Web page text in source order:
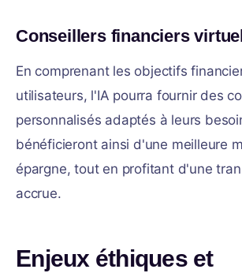
Conseillers financiers
En comprenant les objectifs
utilisateurs, l'IA pourra fournir des
personnalisés adaptés à leurs
bénéficieront ainsi d'une meilleure
épargne, tout en profitant d'une
accrue.
Enjeux éthiques et